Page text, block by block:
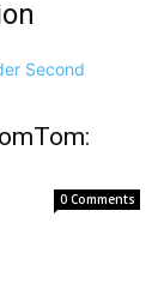
0 Comments